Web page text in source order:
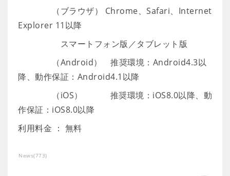
（ブラウザ） Chrome、Safari、Internet
Explorer 11以降
スマートフォン版／タブレット版
（Android） 推奨環境：Android4.3以
降、動作保証：Android4.1以降
（iOS） 推奨環境：iOS8.0以降、動
作保証：iOS8.0以降
利用料金 ： 無料
News(773)